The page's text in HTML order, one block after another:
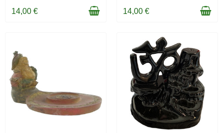
14,00 € 14,00 €